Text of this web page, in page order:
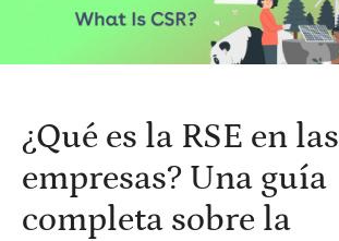
¿Qué es la RSE en las
empresas? Una guía
completa sobre la